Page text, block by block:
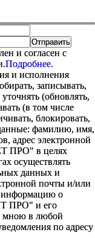
и согласен с
Подробнее.
и исполнения
записывать,
(обновлять,
(в том числе
блокировать,
фамилию, имя,
адрес электронной
ПРО" в целях
осуществлять
данных и
почты и/или
информацию о
ПРО" и его
мною в любой
по адресу